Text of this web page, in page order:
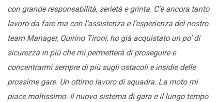
con grande responsabilità, serietà e grinta. C’è ancora tanto
lavoro da fare ma con l’assistenza e l’esperienza del nostro
team Manager, Quirino Tironi, ho già acquistato un po’ di
sicurezza in più che mi permetterà di proseguire e
concentrarmi sempre di più sugli ostacoli e insidie delle
prossime gare. Un ottimo lavoro di squadra. La moto mi
piace moltissimo. Il nuovo sistema di gara e il lungo tempo